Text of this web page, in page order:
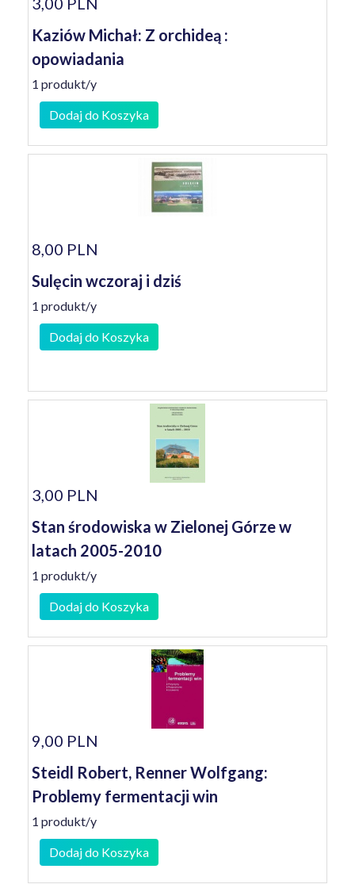
Kaziów Michał: Z orchideą :
opowiadania
1 produkt/y
Dodaj do Koszyka
8,00 PLN
Sulęcin wczoraj i dziś
1 produkt/y
Dodaj do Koszyka
3,00 PLN
Stan środowiska w Zielonej Górze w
latach 2005-2010
1 produkt/y
Dodaj do Koszyka
9,00 PLN
Steidl Robert, Renner Wolfgang:
Problemy fermentacji win
1 produkt/y
Dodaj do Koszyka